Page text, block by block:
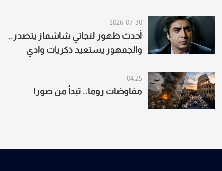
2026-07-30
أحدث ظهور لنجاتي شاشماز يتصدر..
والجمهور يستعيد ذكريات وادي
04:25
مفاوضات روما.. تبدأ من صور!